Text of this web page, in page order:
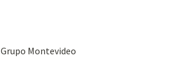
Grupo Montevideo